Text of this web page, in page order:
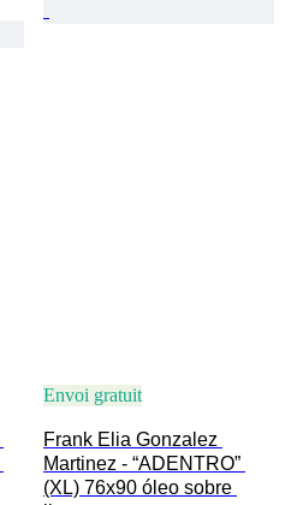
Envoi gratuit
Frank Elia Gonzalez
Martinez - “ADENTRO”
(XL) 76x90 óleo sobre